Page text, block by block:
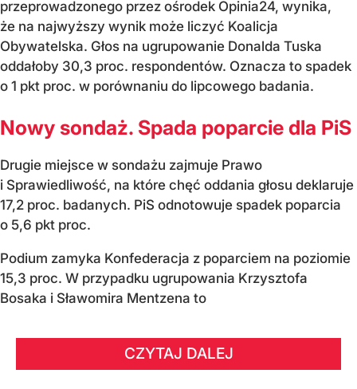
przeprowadzonego przez ośrodek Opinia24, wynika,
że na najwyższy wynik może liczyć Koalicja
Obywatelska. Głos na ugrupowanie Donalda Tuska
oddałoby 30,3 proc. respondentów. Oznacza to spadek
o 1 pkt proc. w porównaniu do lipcowego badania.
Nowy sondaż. Spada poparcie dla PiS
Drugie miejsce w sondażu zajmuje Prawo
i Sprawiedliwość, na które chęć oddania głosu deklaruje
17,2 proc. badanych. PiS odnotowuje spadek poparcia
o 5,6 pkt proc.
Podium zamyka Konfederacja z poparciem na poziomie
15,3 proc. W przypadku ugrupowania Krzysztofa
Bosaka i Sławomira Mentzena to
CZYTAJ DALEJ